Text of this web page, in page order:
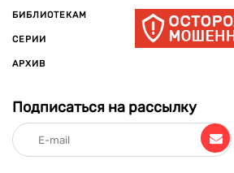
БИБЛИОТЕКАМ
СЕРИИ
АРХИВ
Подписаться на рассылку